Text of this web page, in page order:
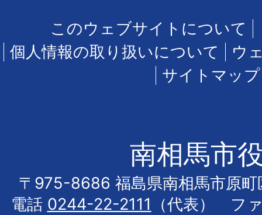
このウェブサイトについて
個人情報の取り扱いについて
ウ
サイトマップ
南相馬市
〒975-8686 福島県南相馬市原町
電話 0244-22-2111
（代表） フ